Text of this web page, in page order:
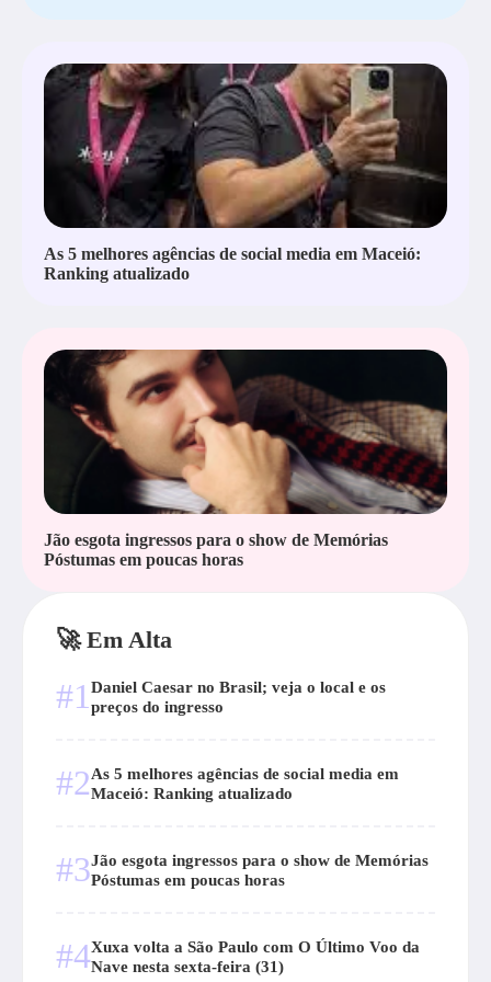
As 5 melhores agências de social media em Maceió:
Ranking atualizado
Jão esgota ingressos para o show de Memórias
Póstumas em poucas horas
🚀 Em Alta
#1 Daniel Caesar no Brasil; veja o local e os
preços do ingresso
#2As 5 melhores agências de social media em
Maceió: Ranking atualizado
#3Jão esgota ingressos para o show de Memórias
Póstumas em poucas horas
#4Xuxa volta a São Paulo com O Último Voo da
Nave nesta sexta-feira (31)